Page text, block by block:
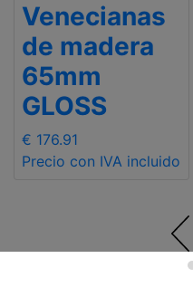
Venecianas
de madera
65mm
GLOSS
€ 176.91
Precio con IVA incluido